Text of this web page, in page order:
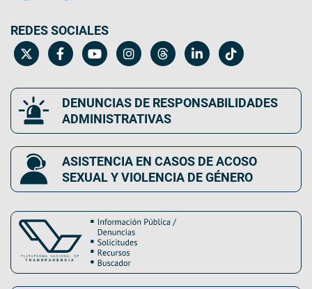
REDES SOCIALES
DENUNCIAS DE RESPONSABILIDADES
ADMINISTRATIVAS
ASISTENCIA EN CASOS DE ACOSO
SEXUAL Y VIOLENCIA DE GÉNERO